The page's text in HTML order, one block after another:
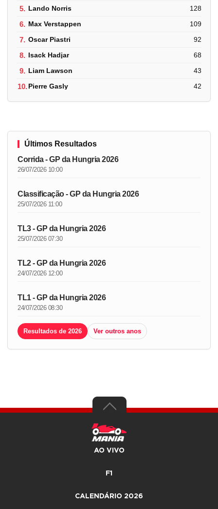
5. Lando Norris 128
6. Max Verstappen 109
7. Oscar Piastri 92
8. Isack Hadjar 68
9. Liam Lawson 43
10.Pierre Gasly 42
Últimos Resultados
Corrida - GP da Hungria 2026
26/07/2026 10:00
Classificação - GP da Hungria 2026
25/07/2026 11:00
TL3 - GP da Hungria 2026
25/07/2026 07:30
TL2 - GP da Hungria 2026
24/07/2026 12:00
TL1 - GP da Hungria 2026
24/07/2026 08:30
Resultados de 2026 Ver outros anos
AO VIVO
F1
CALENDÁRIO 2026